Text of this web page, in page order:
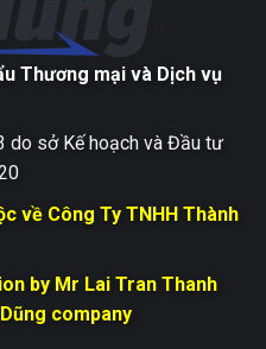
Thương mại và Dịch vụ
do sở Kế hoạch và Đầu tư
về Công Ty TNHH Thành
by Mr Lai Tran Thanh
company